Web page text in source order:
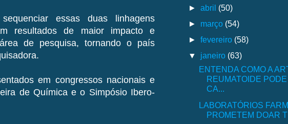
essas duas linhagens
resultados de maior impacto e
de pesquisa, tornando o país
em congressos nacionais e
de Química e o Simpósio Ibero-
►abril (50)
► março (54)
►fevereiro (58)
▼ janeiro (63)
ENTENDA COMO A
REUMATOIDE
CA...
LABORATÓRIOS
PROMETEM DOAR